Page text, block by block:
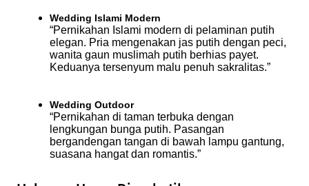
Wedding Islami Modern
“Pernikahan Islami modern di pelaminan putih
elegan. Pria mengenakan jas putih dengan peci,
wanita gaun muslimah putih berhias payet.
Keduanya tersenyum malu penuh sakralitas.”
Wedding Outdoor
“Pernikahan di taman terbuka dengan
lengkungan bunga putih. Pasangan
bergandengan tangan di bawah lampu gantung,
suasana hangat dan romantis.”